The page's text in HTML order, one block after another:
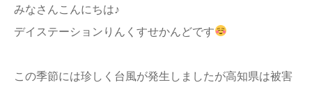
みなさんこんにちは♪
デイステーションりんくすせかんどです
この季節には珍しく台風が発生しましたが高知県は被害